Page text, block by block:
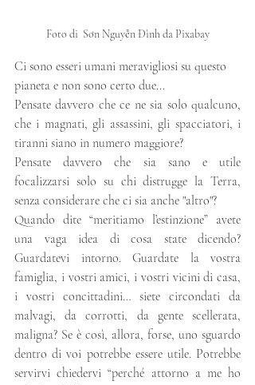
Foto di  Sơn Nguyễn Đình da Pixabay
Ci sono esseri umani meravigliosi su questo
pianeta e non sono certo due...
Pensate davvero che ce ne sia solo qualcuno,
che i magnati, gli assassini, gli spacciatori, i
tiranni siano in numero maggiore?
Pensate davvero che sia sano e utile
focalizzarsi solo su chi distrugge la Terra,
senza considerare che ci sia anche "altro"?
Quando dite “meritiamo l’estinzione” avete
una vaga idea di cosa state dicendo?
Guardatevi intorno. Guardate la vostra
famiglia, i vostri amici, i vostri vicini di casa,
i vostri concittadini… siete circondati da
malvagi, da corrotti, da gente scellerata,
maligna? Se è così, allora, forse, uno sguardo
dentro di voi potrebbe essere utile. Potrebbe
servirvi chiedervi “perché attorno a me ho